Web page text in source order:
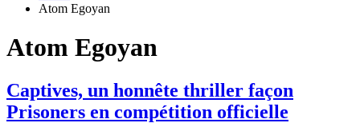
Atom Egoyan
Atom Egoyan
Captives, un honnête thriller façon
Prisoners en compétition officielle